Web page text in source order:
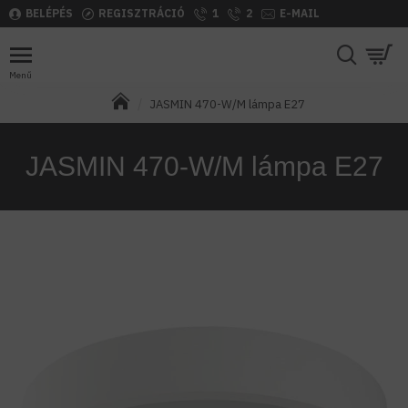
BELÉPÉS REGISZTRÁCIÓ 1 2 E-MAIL
JASMIN 470-W/M lámpa E27
JASMIN 470-W/M lámpa E27